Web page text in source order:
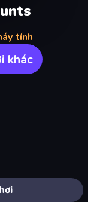
tính
khác